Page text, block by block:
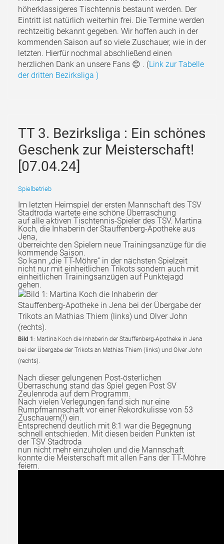
höherklassigeres Tischtennis bestaunt werden. Der
Eintritt ist natürlich weiterhin frei. Die Termine werden
rechtzeitig bekannt gegeben. Wir hoffen auch in der
kommenden Saison auf so viele Zuschauer, wie in der
letzten. Hierfür nochmal abschließend einen
herzlichen Dank an unsere Fans 😊 . (Link zur Tabelle
der dritten Bezirksliga )
TT 3. Bezirksliga : Ein schönes
Geschenk zur Meisterschaft!
[07.04.24]
Spielbetrieb
Im letzten Heimspiel der ersten Mannschaft des TSV
Stadtroda wartete eine schöne Überraschung
auf alle aktiven Tischtennis-Spieler des TSV. Martina
Koch, die Inhaberin der Stauffenberg-Apotheke aus
Jena,
überreichte den Spielern neue Trainingsanzüge für die
kommende Saison.
So kann „die TT-Möhre“ in der nächsten Spielzeit
nicht nur mit einheitlichen Trikots sondern auch mit
einheitlichen Trainingsanzügen auf Punktejagd
gehen.
Bild 1: Martina Koch die Inhaberin der Stauffenberg-Apotheke in Jena
bei der Übergabe der Trikots an Mathias Thiem (links) und Olver John
(rechts).
Nach dieser gelungenen Post-österlichen
Überraschung stand das Spiel gegen Post SV
Zeulenroda auf dem Programm.
Nach vielen Verlegungen fand sich nur eine
Rumpfmannschaft vor einer Rekordkulisse von 53
Zuschauern(!) ein.
Entsprechend deutlich mit 8:1 war die Begegnung
schnell entschieden. Mit diesen beiden Punkten ist
der TSV Stadtroda
nun nicht mehr einzuholen und die Mannschaft
konnte die Meisterschaft mit allen Fans der TT-Möhre
feiern.